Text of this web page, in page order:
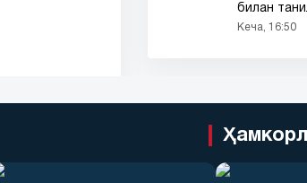
билан
эътибор
Кеча, 16:50